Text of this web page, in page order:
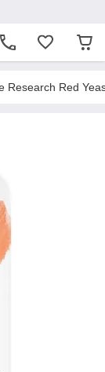
Research Red